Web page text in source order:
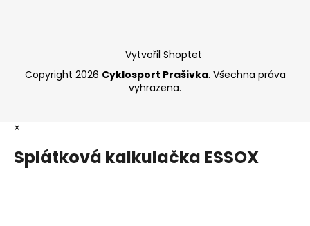
Vytvořil Shoptet
Copyright 2026 Cyklosport Prašivka. Všechna práva
vyhrazena.
×
Splátková kalkulačka ESSOX